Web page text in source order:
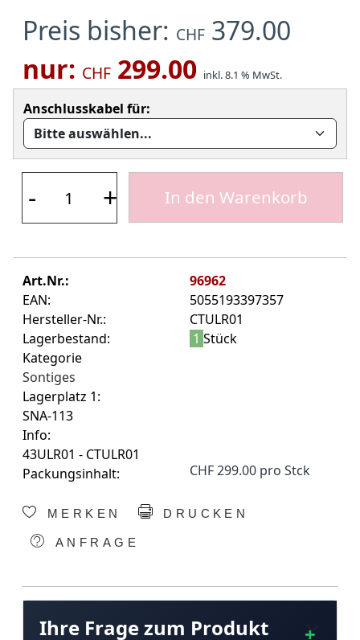
Preis bisher: CHF 379.00
nur: CHF 299.00 inkl. 8.1 % MwSt.
Anschlusskabel für:
- + In den Warenkorb
Art.Nr.:
96962
EAN:
5055193397357
Hersteller-Nr.:
CTULR01
Lagerbestand:
1 Stück
Kategorie
Sontiges
Lagerplatz 1:
SNA-113
Info:
43ULR01 - CTULR01
Packungsinhalt:
CHF 299.00 pro Stck
MERKEN DRUCKEN
ANFRAGE
Ihre Frage zum Produkt